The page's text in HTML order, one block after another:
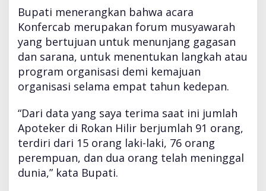
Bupati menerangkan bahwa acara
Konfercab merupakan forum musyawarah
yang bertujuan untuk menunjang gagasan
dan sarana, untuk menentukan langkah atau
program organisasi demi kemajuan
organisasi selama empat tahun kedepan.
“Dari data yang saya terima saat ini jumlah
Apoteker di Rokan Hilir berjumlah 91 orang,
terdiri dari 15 orang laki-laki, 76 orang
perempuan, dan dua orang telah meninggal
dunia,” kata Bupati.